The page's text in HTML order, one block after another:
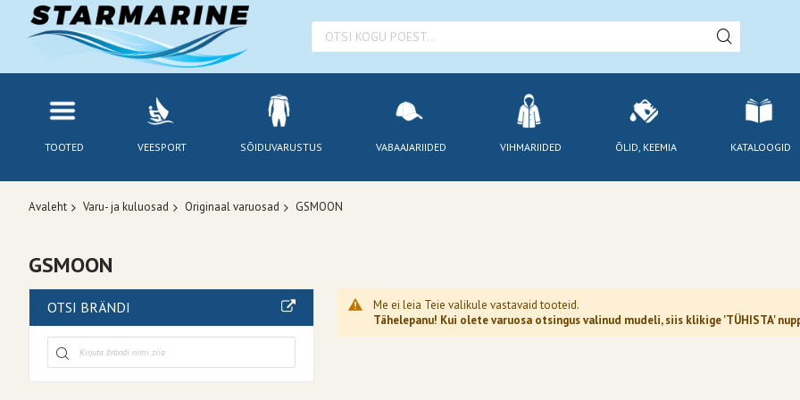
TOOTED VEESPORT SÕIDUVARUSTUS VABAAJARIIDED VIHMARIIDED ÕLID, KEEMIA KATALOOGID
Avaleht Varu- ja kuluosad Originaal varuosad GSMOON
GSMOON
Me ei leia Teie valikule vastavaid tooteid.
Tähelepanu! Kui olete varuosa otsingus valinud mudeli, siis klikige 'TÜHISTA'
OTSI BRÄNDI